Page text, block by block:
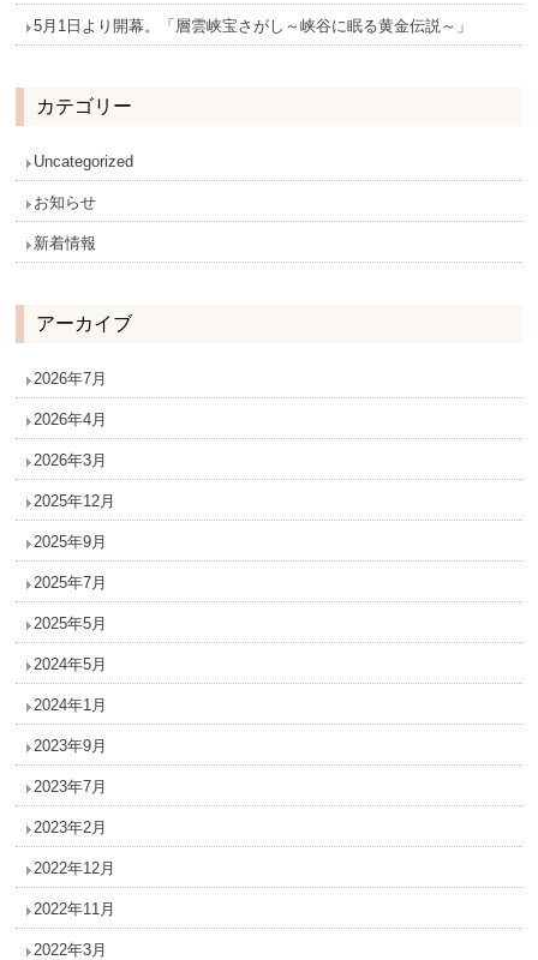
5月1日より開幕。「層雲峡宝さがし～峡谷に眠る黄金伝説～」
カテゴリー
Uncategorized
お知らせ
新着情報
アーカイブ
2026年7月
2026年4月
2026年3月
2025年12月
2025年9月
2025年7月
2025年5月
2024年5月
2024年1月
2023年9月
2023年7月
2023年2月
2022年12月
2022年11月
2022年3月